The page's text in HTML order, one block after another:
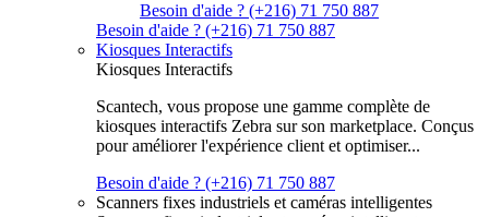
Besoin d'aide ? (+216) 71 750 887
Besoin d'aide ? (+216) 71 750 887
Kiosques Interactifs
Kiosques Interactifs
Scantech, vous propose une gamme complète de
kiosques interactifs Zebra sur son marketplace. Conçus
pour améliorer l'expérience client et optimiser...
Besoin d'aide ? (+216) 71 750 887
Scanners fixes industriels et caméras intelligentes